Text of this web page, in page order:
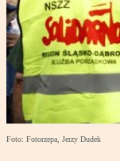
Foto: Fotorzepa, Jerzy Dudek